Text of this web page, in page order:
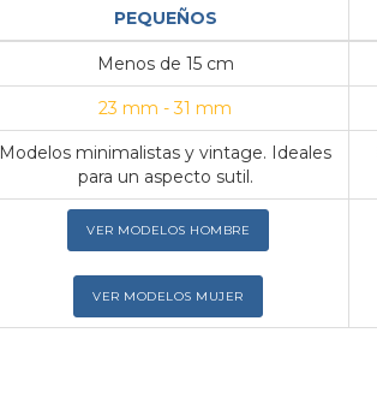
PEQUEÑOS
Menos de 15 cm
23 mm - 31 mm
Modelos minimalistas y vintage. Ideales
para un aspecto sutil.
VER MODELOS HOMBRE
VER MODELOS MUJER